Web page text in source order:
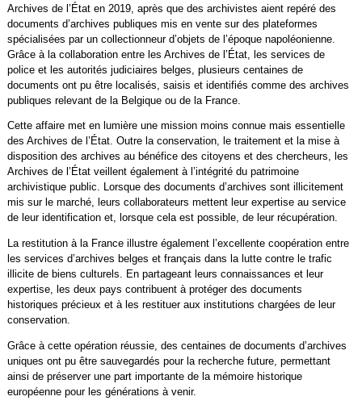
Archives de l’État en 2019, après que des archivistes aient repéré des
documents d’archives publiques mis en vente sur des plateformes
spécialisées par un collectionneur d’objets de l’époque napoléonienne.
Grâce à la collaboration entre les Archives de l’État, les services de
police et les autorités judiciaires belges, plusieurs centaines de
documents ont pu être localisés, saisis et identifiés comme des archives
publiques relevant de la Belgique ou de la France.
Cette affaire met en lumière une mission moins connue mais essentielle
des Archives de l’État. Outre la conservation, le traitement et la mise à
disposition des archives au bénéfice des citoyens et des chercheurs, les
Archives de l’État veillent également à l’intégrité du patrimoine
archivistique public. Lorsque des documents d’archives sont illicitement
mis sur le marché, leurs collaborateurs mettent leur expertise au service
de leur identification et, lorsque cela est possible, de leur récupération.
La restitution à la France illustre également l’excellente coopération entre
les services d’archives belges et français dans la lutte contre le trafic
illicite de biens culturels. En partageant leurs connaissances et leur
expertise, les deux pays contribuent à protéger des documents
historiques précieux et à les restituer aux institutions chargées de leur
conservation.
Grâce à cette opération réussie, des centaines de documents d’archives
uniques ont pu être sauvegardés pour la recherche future, permettant
ainsi de préserver une part importante de la mémoire historique
européenne pour les générations à venir.